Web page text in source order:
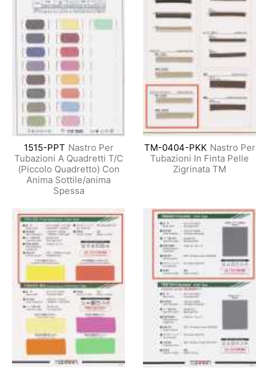
1515-PPT Nastro Per
Tubazioni A Quadretti T/C
(Piccolo Quadretto) Con
Anima Sottile/anima
Spessa
TM-0404-PKK Nastro Per
Tubazioni In Finta Pelle
Zigrinata TM